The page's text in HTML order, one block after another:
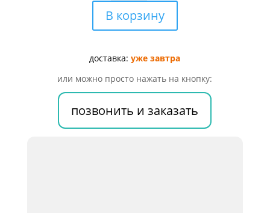
МИКРОКАПС
10
ЕД
В корзину
доставка:уже завтра
или можно просто нажать на кнопку:
позвонить и заказать